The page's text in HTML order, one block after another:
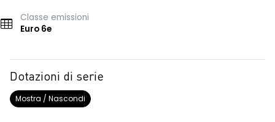
Classe emissioni
Euro 6e
Dotazioni di serie
Mostra / Nascondi